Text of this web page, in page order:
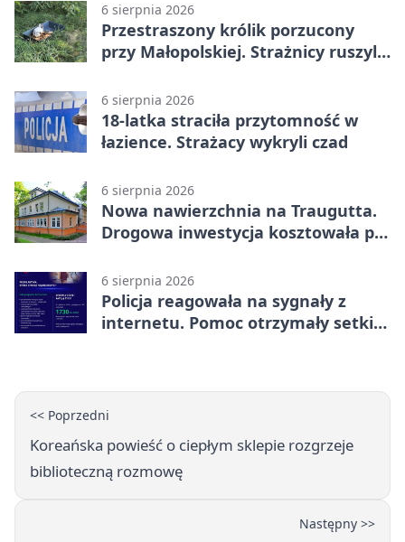
6 sierpnia 2026
Przestraszony królik porzucony
przy Małopolskiej. Strażnicy ruszyli
6 sierpnia 2026
18-latka straciła przytomność w
łazience. Strażacy wykryli czad
6 sierpnia 2026
Nowa nawierzchnia na Traugutta.
Drogowa inwestycja kosztowała pół
6 sierpnia 2026
Policja reagowała na sygnały z
internetu. Pomoc otrzymały setki
<< Poprzedni
Koreańska powieść o ciepłym sklepie rozgrzeje
biblioteczną rozmowę
Następny >>